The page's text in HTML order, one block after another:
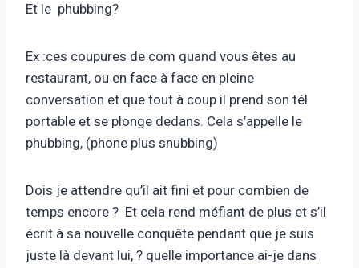
Et le phubbing?
Ex :ces coupures de com quand vous êtes au
restaurant, ou en face à face en pleine
conversation et que tout à coup il prend son tél
portable et se plonge dedans. Cela s’appelle le
phubbing, (phone plus snubbing)
Dois je attendre qu’il ait fini et pour combien de
temps encore ? Et cela rend méfiant de plus et s’il
écrit à sa nouvelle conquête pendant que je suis
juste là devant lui, ? quelle importance ai-je dans